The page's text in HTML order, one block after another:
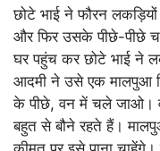
छोटे भाई ने फौरन
और फिर उसके पीछे-पीछे
घर पहुंच कर छोटे भाई ने
आदमी ने उसे एक मालपुआ
के पीछे, वन में चले जाओ।
बहुत से बौने रहते हैं।